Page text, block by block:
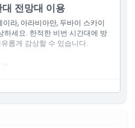
전망대 이용
라, 아라비아만, 두바이 스카이
세요. 한적한 비번 시간대에 방
롭게 감상할 수 있습니다.
.
.